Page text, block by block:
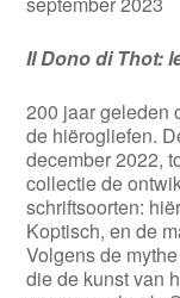
Il Dono di Thot:
200 jaar geleden
de hiërogliefen.
december 2022,
collectie de
schriftsoorten:
Koptisch, en de
Volgens de
die de kunst van